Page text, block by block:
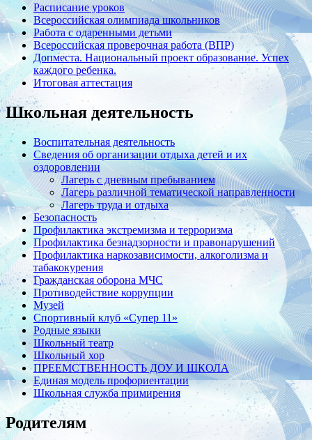
Расписание уроков
Всероссийская олимпиада школьников
Работа с одаренными детьми
Всероссийская проверочная работа (ВПР)
Допместа. Национальный проект образование. Успех
каждого ребенка.
Итоговая аттестация
Школьная деятельность
Воспитательная деятельность
Сведения об организации отдыха детей и их
оздоровлении
Лагерь с дневным пребыванием
Лагерь различной тематической направленности
Лагерь труда и отдыха
Безопасность
Профилактика экстремизма и терроризма
Профилактика безнадзорности и правонарушений
Профилактика наркозависимости, алкоголизма и
табакокурения
Гражданская оборона МЧС
Противодействие коррупции
Музей
Спортивный клуб «Супер 11»
Родные языки
Школьный театр
Школьный хор
ПРЕЕМСТВЕННОСТЬ ДОУ И ШКОЛА
Единая модель профориентации
Школьная служба примирения
Родителям